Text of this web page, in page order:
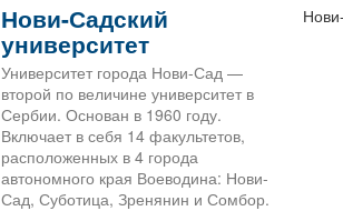
Нови-Садский
университет
Университет города Нови-Сад —
второй по величине университет в
Сербии. Основан в 1960 году.
Включает в себя 14 факультетов,
расположенных в 4 города
автономного края Воеводина: Нови-
Сад, Суботица, Зренянин и Сомбор.